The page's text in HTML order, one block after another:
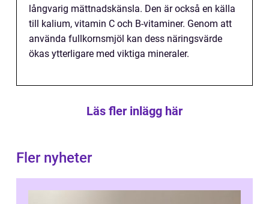
långvarig mättnadskänsla. Den är också en källa
till kalium, vitamin C och B-vitaminer. Genom att
använda fullkornsmjöl kan dess näringsvärde
ökas ytterligare med viktiga mineraler.
Läs fler inlägg här
Fler nyheter